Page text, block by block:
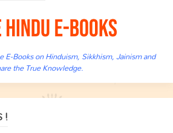
E-Books on Hinduism, Sikkhism, Jainism and
the True Knowledge.
!